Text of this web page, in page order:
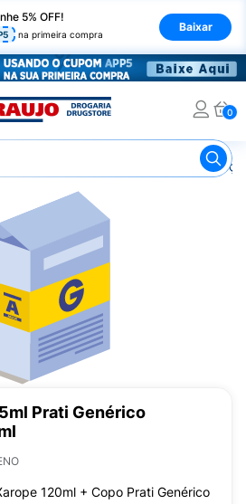
5% OFF!
na primeira compra
Baixar
0
Remédios para Alergias e
Prati Genérico
120ml + Copo Prati Genérico